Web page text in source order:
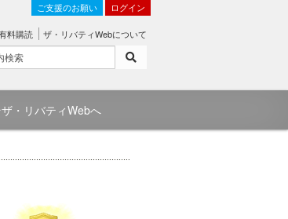
ご支援のお願い ログイン
料購読 ザ・リバティWebについて
・リバティWebへ